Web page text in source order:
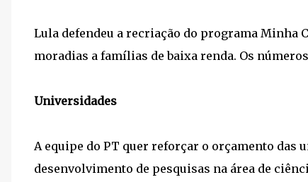
Lula defendeu a recriação do programa Minha
moradias a famílias de baixa renda. Os
Universidades
A equipe do PT quer reforçar o orçamento das
desenvolvimento de pesquisas na área de